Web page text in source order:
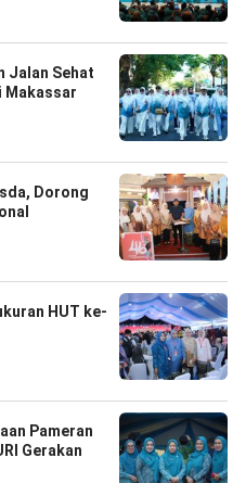
Jalan Sehat
Makassar
Dorong
HUT ke-
Pameran
Gerakan